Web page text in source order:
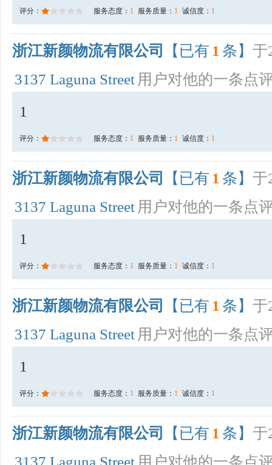
评分： 服务态度： 1 服务质量： 1 诚信度： 1
浙江新颜物流有限公司 【已有 1 条】 于
3137 Laguna Street 用户对他的一条点
1
评分： 服务态度： 1 服务质量： 1 诚信度： 1
浙江新颜物流有限公司 【已有 1 条】 于
3137 Laguna Street 用户对他的一条点
1
评分： 服务态度： 1 服务质量： 1 诚信度： 1
浙江新颜物流有限公司 【已有 1 条】 于
3137 Laguna Street 用户对他的一条点
1
评分： 服务态度： 1 服务质量： 1 诚信度： 1
浙江新颜物流有限公司 【已有 1 条】 于
3137 Laguna Street 用户对他的一条点